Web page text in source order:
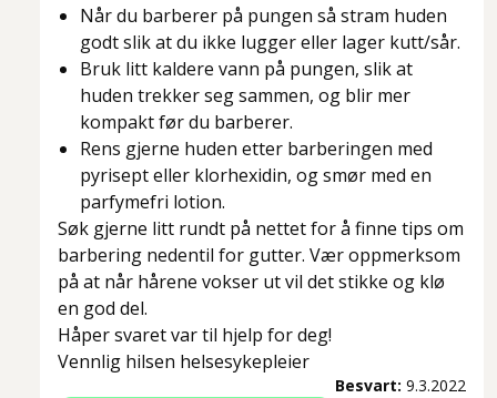
Når du barberer på pungen så stram huden
godt slik at du ikke lugger eller lager kutt/sår.
Bruk litt kaldere vann på pungen, slik at
huden trekker seg sammen, og blir mer
kompakt før du barberer.
Rens gjerne huden etter barberingen med
pyrisept eller klorhexidin, og smør med en
parfymefri lotion.
Søk gjerne litt rundt på nettet for å finne tips om
barbering nedentil for gutter. Vær oppmerksom
på at når hårene vokser ut vil det stikke og klø
en god del.
Håper svaret var til hjelp for deg!
Vennlig hilsen helsesykepleier
Besvart: 9.3.2022